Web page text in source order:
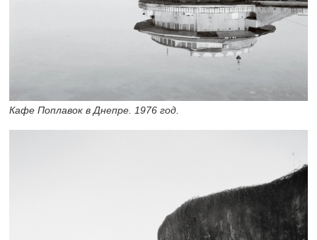
Кафе Поплавок в Днепре. 1976 год.